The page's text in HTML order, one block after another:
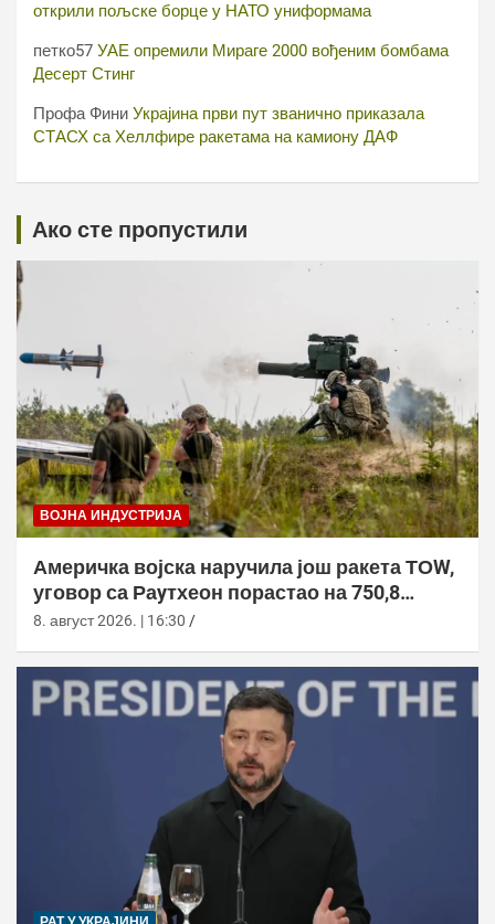
открили пољске борце у НАТО униформама
петко57 УАЕ опремили Мираге 2000 вођеним бомбама
Десерт Стинг
Профа Фини Украјина први пут званично приказала
СТАСХ са Хеллфире ракетама на камиону ДАФ
Ако сте пропустили
ВОЈНА ИНДУСТРИЈА
Америчка војска наручила још ракета ТОW,
уговор са Раyтхеон порастао на 750,8
милиона долара
8. август 2026. | 16:30